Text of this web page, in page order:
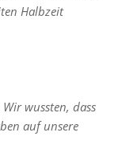
Halbzeit
wussten, dass
auf unsere